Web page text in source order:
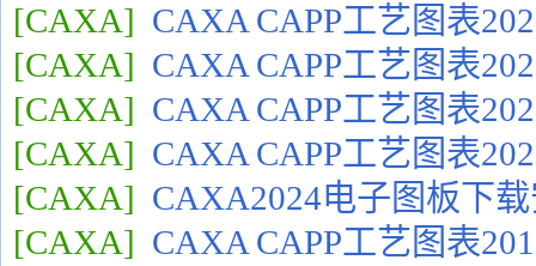
[CAXA] CAXA CAPP工艺图表
[CAXA] CAXA CAPP工艺图表
[CAXA] CAXA CAPP工艺图表
[CAXA] CAXA CAPP工艺图表
[CAXA] CAXA2024电子图板下
[CAXA] CAXA CAPP工艺图表